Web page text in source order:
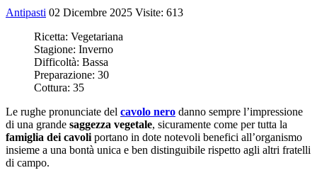
Antipasti 02 Dicembre 2025 Visite: 613
Ricetta: Vegetariana
Stagione: Inverno
Difficoltà: Bassa
Preparazione: 30
Cottura: 35
Le rughe pronunciate del cavolo nero danno sempre l’impressione
di una grande saggezza vegetale, sicuramente come per tutta la
famiglia dei cavoliportano in dote notevoli benefici all’organismo
insieme a una bontà unica e ben distinguibile rispetto agli altri fratelli
di campo.